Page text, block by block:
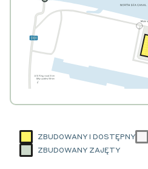
ZBUDOWANY I DOSTĘPNY
ZBUDOWANY ZAJĘTY